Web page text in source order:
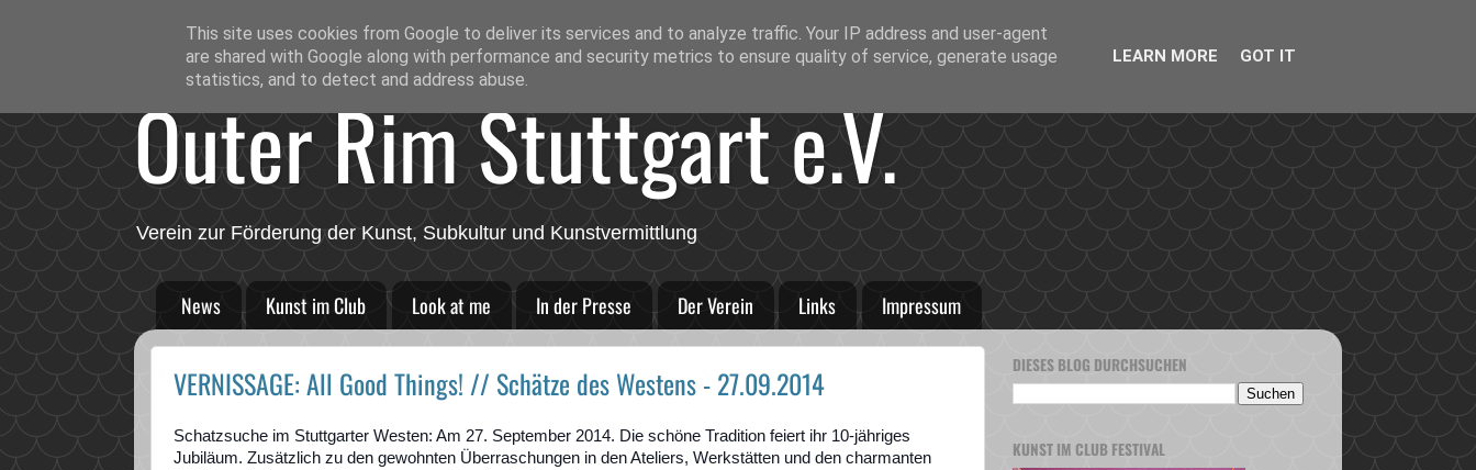
Outer Rim Stuttgart e.V.
Verein zur Förderung der Kunst, Subkultur und Kunstvermittlung
News Kunst im Club Look at me In der Presse Der Verein Links Impressum
VERNISSAGE: All Good Things! // Schätze des Westens - 27.09.2014
Schatzsuche im Stuttgarter Westen: Am 27. September 2014. Die schöne Tradition feiert ihr 10-jähriges
Jubiläum. Zusätzlich zu den gewohnten Überraschungen in den Ateliers, Werkstätten und den charmanten
DIESES BLOG DURCHSUCHEN
KUNST IM CLUB FESTIVAL
This site uses cookies from Google to deliver its services and to analyze traffic. Your IP address and user-agent
are shared with Google along with performance and security metrics to ensure quality of service, generate usage
statistics, and to detect and address abuse.
LEARN MORE GOT IT